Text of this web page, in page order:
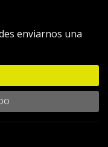
enviarnos una